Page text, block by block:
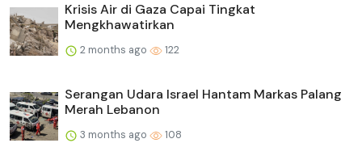
Krisis Air di Gaza Capai Tingkat
Mengkhawatirkan
2 months ago 122
Serangan Udara Israel Hantam Markas Palang
Merah Lebanon
3 months ago 108